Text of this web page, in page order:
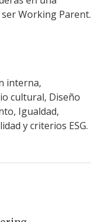
Working Parent.
interna,
cultural, Diseño
Igualdad,
y criterios ESG.